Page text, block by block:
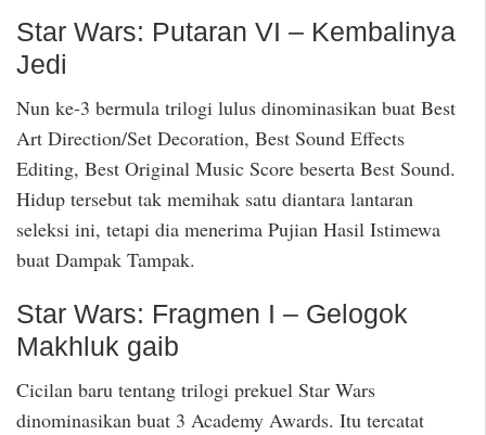
Star Wars: Putaran VI – Kembalinya
Jedi
Nun ke-3 bermula trilogi lulus dinominasikan buat Best
Art Direction/Set Decoration, Best Sound Effects
Editing, Best Original Music Score beserta Best Sound.
Hidup tersebut tak memihak satu diantara lantaran
seleksi ini, tetapi dia menerima Pujian Hasil Istimewa
buat Dampak Tampak.
Star Wars: Fragmen I – Gelogok
Makhluk gaib
Cicilan baru tentang trilogi prekuel Star Wars
dinominasikan buat 3 Academy Awards. Itu tercatat